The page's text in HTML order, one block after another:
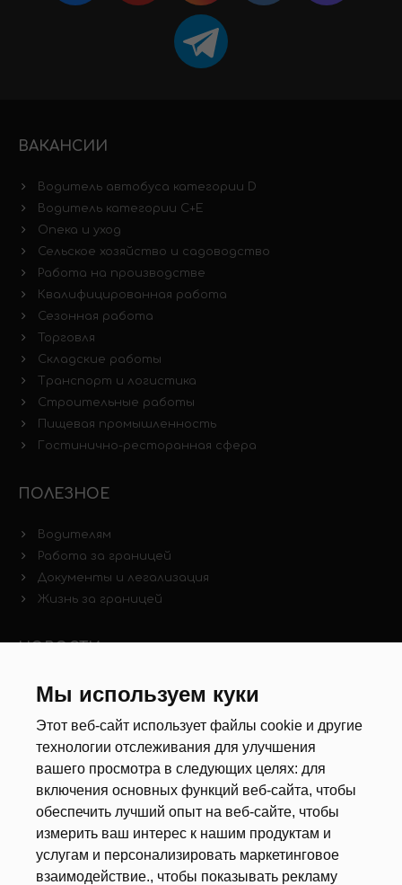
Мы используем куки
Этот веб-сайт использует файлы cookie и другие
технологии отслеживания для улучшения
вашего просмотра в следующих целях: для
включения основных функций веб-сайта, чтобы
обеспечить лучший опыт на веб-сайте, чтобы
измерить ваш интерес к нашим продуктам и
услугам и персонализировать маркетинговое
взаимодействие., чтобы показывать рекламу
ВАКАНСИИ
Водитель автобуса категории D
Водитель категории C+E
Опека и уход
Сельское хозяйство и садоводство
Работа на производстве
Квалифицированная работа
Сезонная работа
Торговля
Складские работы
Транспорт и логистика
Строительные работы
Пищевая промышленность
Гостинично-ресторанная сфера
ПОЛЕЗНОЕ
Водителям
Работа за границей
Документы и легализация
Жизнь за границей
НОВОСТИ
Новости рынка труда
Анкета
Калькулятор дат
Документы